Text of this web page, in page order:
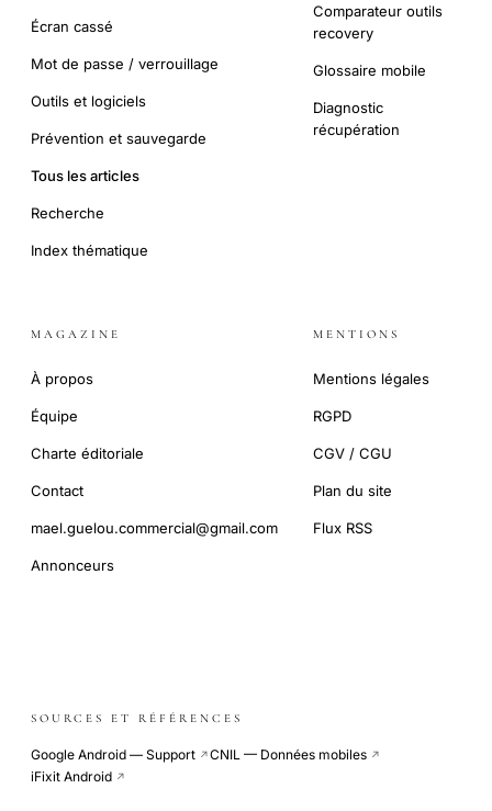
Écran cassé
Mot de passe / verrouillage
Outils et logiciels
Prévention et sauvegarde
Tous les articles
Recherche
Index thématique
Comparateur outils
recovery
Glossaire mobile
Diagnostic
récupération
MAGAZINE
À propos
Équipe
Charte éditoriale
Contact
mael.guelou.commercial@gmail.com
Annonceurs
MENTIONS
Mentions légales
RGPD
CGV / CGU
Plan du site
Flux RSS
SOURCES ET RÉFÉRENCES
Google Android — Support ↗CNIL — Données mobiles ↗
iFixit Android ↗